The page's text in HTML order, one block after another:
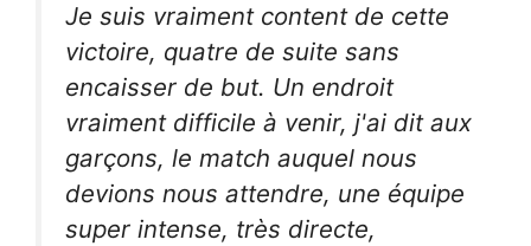
Je suis vraiment content de cette
victoire, quatre de suite sans
encaisser de but. Un endroit
vraiment difficile à venir, j'ai dit aux
garçons, le match auquel nous
devions nous attendre, une équipe
super intense, très directe,